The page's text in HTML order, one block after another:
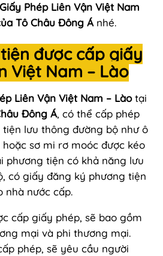
Giấy Phép Liên Vận Việt Nam
Tô Châu Đông Ánhé.
được cấp giấy
Việt Nam – Lào
Liên Vận Việt Nam – Làotại
Đông Á, có thể cấp phép
lưu thông đường bộ như ô
sơ mi rơ moóc được kéo
phương tiện có khả năng lưu
có giấy đăng ký phương tiện
nhà nước cấp.
cấp giấy phép, sẽ bao gồm
mại và phi thương mại.
phép, sẽ yêu cầu người